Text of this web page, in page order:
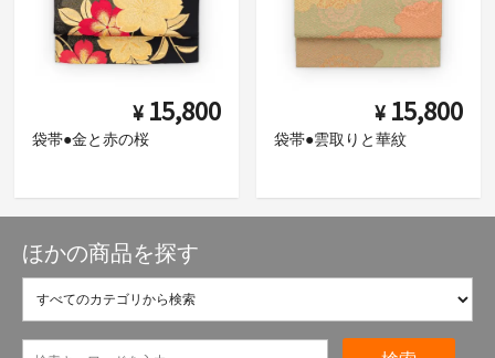
¥ 15,800
袋帯●金と赤の桜
¥ 15,800
袋帯●雲取りと華紋
ほかの商品を探す